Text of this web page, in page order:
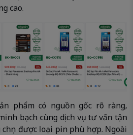
cao.
phẩm có nguồn gốc rõ ràng,
bạch cùng dịch vụ tư vấn tận
được loại pin phù hợp. Ngoài